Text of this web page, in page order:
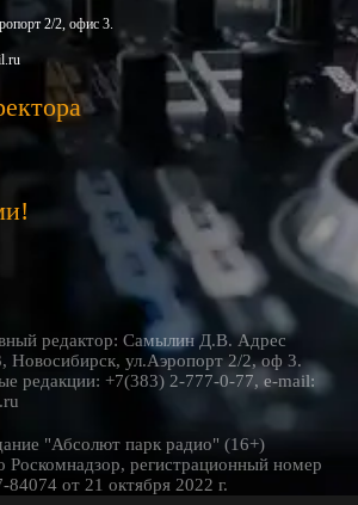
2/2, офис 3.
редактор: Самылин Д.В. Адрес
Новосибирск, ул.Аэропорт 2/2, оф 3.
редакции: +7(383) 2-777-0-77, e-mail:
"Абсолют парк радио" (16+)
Роскомнадзор, регистрационный номер
от 21 октября 2022 г.